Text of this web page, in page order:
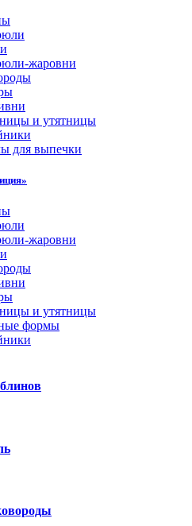
жаровни
и утятницы
для выпечки
жаровни
и утятницы
формы